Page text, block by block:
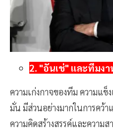
2. "อันเช่" และทีมงา
ความเก่งกาจของทีม ความแข็
มั่น มีส่วนอย่างมากในการคว้า
ความคิดสร้างสรรค์และความ